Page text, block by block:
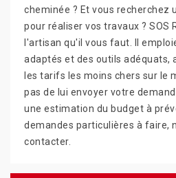
cheminée ? Et vous recherchez
pour réaliser vos travaux ? SOS
l'artisan qu'il vous faut. Il
adaptés et des outils adéquats,
les tarifs les moins chers sur le
pas de lui envoyer votre
une estimation du budget à
demandes particulières à faire,
contacter.